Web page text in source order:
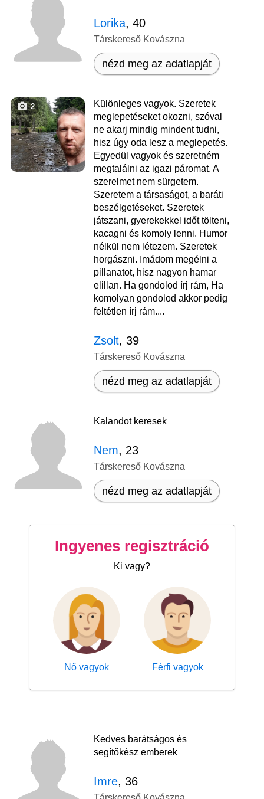
Lorika, 40
Társkereső Kovászna
nézd meg az adatlapját
2
Különleges vagyok. Szeretek
meglepetéseket okozni, szóval
ne akarj mindig mindent tudni,
hisz úgy oda lesz a meglepetés.
Egyedül vagyok és szeretném
megtalálni az igazi páromat. A
szerelmet nem sürgetem.
Szeretem a társaságot, a baráti
beszélgetéseket. Szeretek
játszani, gyerekekkel időt tölteni,
kacagni és komoly lenni. Humor
nélkül nem létezem. Szeretek
horgászni. Imádom megélni a
pillanatot, hisz nagyon hamar
elillan. Ha gondolod írj rám, Ha
komolyan gondolod akkor pedig
feltétlen írj rám....
Zsolt, 39
Társkereső Kovászna
nézd meg az adatlapját
Kalandot keresek
Nem, 23
Társkereső Kovászna
nézd meg az adatlapját
Ingyenes regisztráció
Ki vagy?
Nő vagyok Férfi vagyok
Kedves barátságos és
segítőkész emberek
Imre, 36